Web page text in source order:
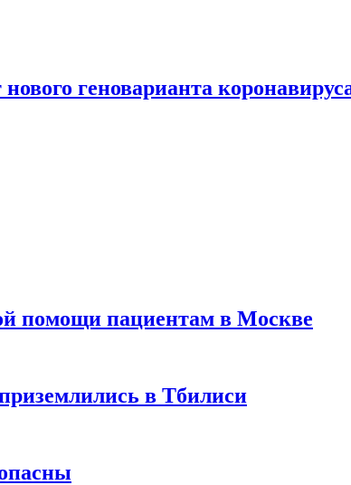
геноварианта
помощи пациентам в Москве
в Тбилиси